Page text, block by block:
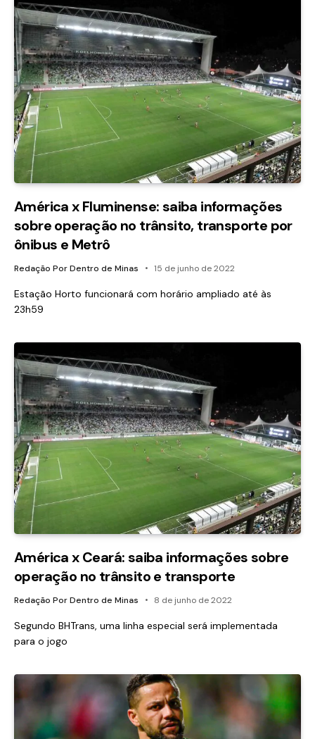
América x Fluminense: saiba informações
sobre operação no trânsito, transporte por
ônibus e Metrô
Redação Por Dentro de Minas 15 de junho de 2022
Estação Horto funcionará com horário ampliado até às
23h59
América x Ceará: saiba informações sobre
operação no trânsito e transporte
Redação Por Dentro de Minas 8 de junho de 2022
Segundo BHTrans, uma linha especial será implementada
para o jogo